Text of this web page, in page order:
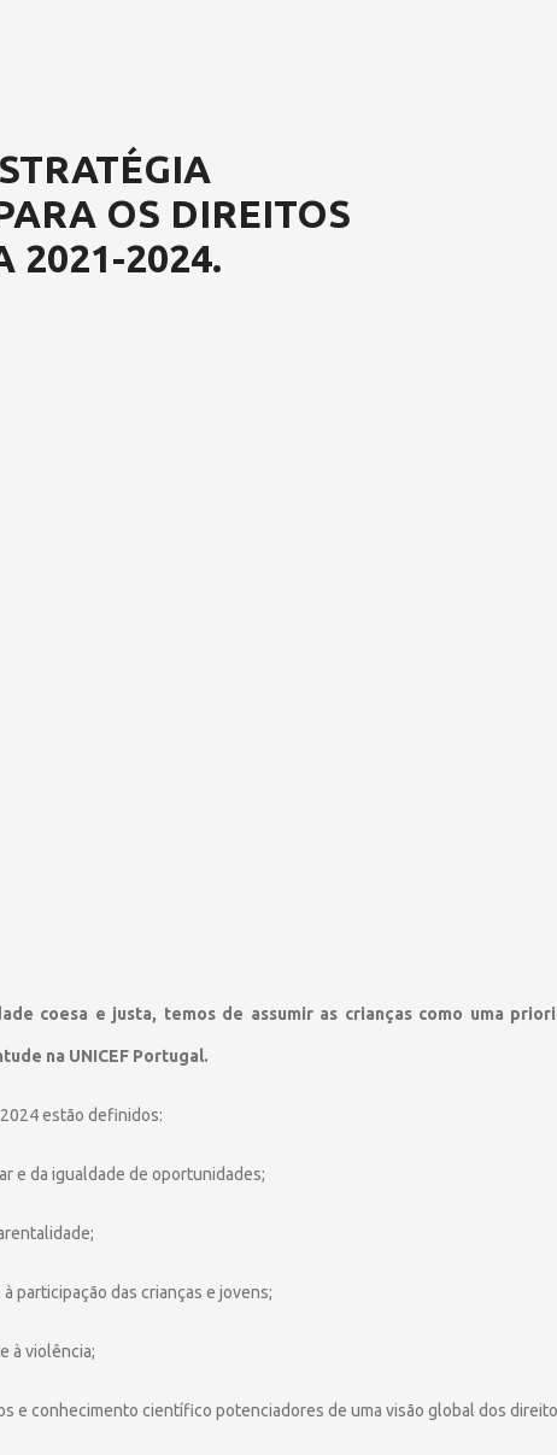
OS DIREITOS
2021-2024.
coesa e justa, temos de assumir as crianças como uma
na UNICEF Portugal.
estão definidos:
e da igualdade de oportunidades;
participação das crianças e jovens;
à violência;
e conhecimento científico potenciadores de uma visão global dos